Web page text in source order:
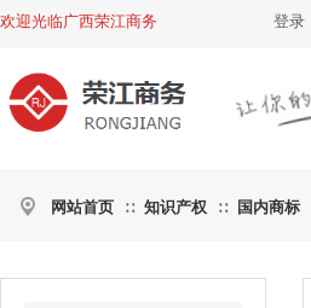
欢迎光临广西荣江商务 登录
网站首页 ∷ 知识产权 ∷ 国内商标